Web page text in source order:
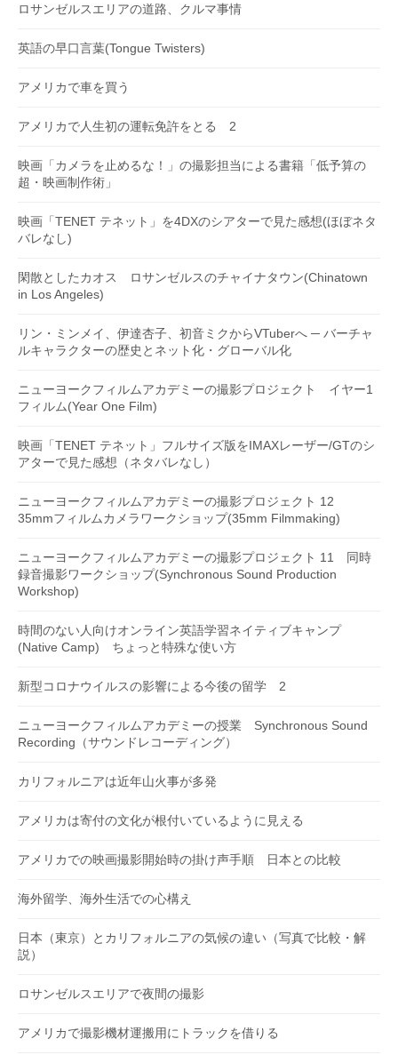
ロサンゼルスエリアの道路、クルマ事情
英語の早口言葉(Tongue Twisters)
アメリカで車を買う
アメリカで人生初の運転免許をとる 2
映画「カメラを止めるな！」の撮影担当による書籍「低予算の
超・映画制作術」
映画「TENET テネット」を4DXのシアターで見た感想(ほぼネタ
バレなし)
閑散としたカオス ロサンゼルスのチャイナタウン(Chinatown
in Los Angeles)
リン・ミンメイ、伊達杏子、初音ミクからVTuberへ ─ バーチャ
ルキャラクターの歴史とネット化・グローバル化
ニューヨークフィルムアカデミーの撮影プロジェクト イヤー1
フィルム(Year One Film)
映画「TENET テネット」フルサイズ版をIMAXレーザー/GTのシ
アターで見た感想（ネタバレなし）
ニューヨークフィルムアカデミーの撮影プロジェクト 12
35mmフィルムカメラワークショップ(35mm Filmmaking)
ニューヨークフィルムアカデミーの撮影プロジェクト 11 同時
録音撮影ワークショップ(Synchronous Sound Production
Workshop)
時間のない人向けオンライン英語学習ネイティブキャンプ
(Native Camp) ちょっと特殊な使い方
新型コロナウイルスの影響による今後の留学 2
ニューヨークフィルムアカデミーの授業 Synchronous Sound
Recording（サウンドレコーディング）
カリフォルニアは近年山火事が多発
アメリカは寄付の文化が根付いているように見える
アメリカでの映画撮影開始時の掛け声手順 日本との比較
海外留学、海外生活での心構え
日本（東京）とカリフォルニアの気候の違い（写真で比較・解
説）
ロサンゼルスエリアで夜間の撮影
アメリカで撮影機材運搬用にトラックを借りる